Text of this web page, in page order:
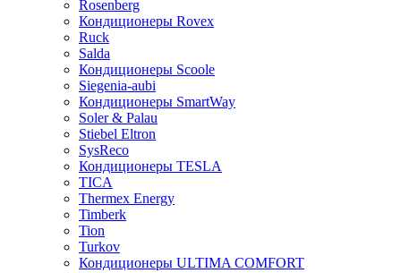
Rosenberg
Кондиционеры Rovex
Ruck
Salda
Кондиционеры Scoole
Siegenia-aubi
Кондиционеры SmartWay
Soler & Palau
Stiebel Eltron
SysReco
Кондиционеры TESLA
TICA
Thermex Energy
Timberk
Tion
Turkov
Кондиционеры ULTIMA COMFORT